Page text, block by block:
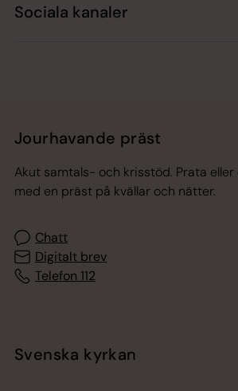
Sociala kanaler
Jourhavande präst
Akut samtals- och krisstöd. Prata
med en präst på kvällar och nätter.
Chatt
Digitalt brev
Telefon 112
Svenska kyrkan